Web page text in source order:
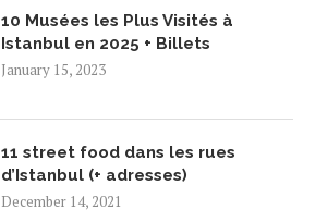
10 Musées les Plus Visités à
Istanbul en 2025 + Billets
January 15, 2023
11 street food dans les rues
d’Istanbul (+ adresses)
December 14, 2021